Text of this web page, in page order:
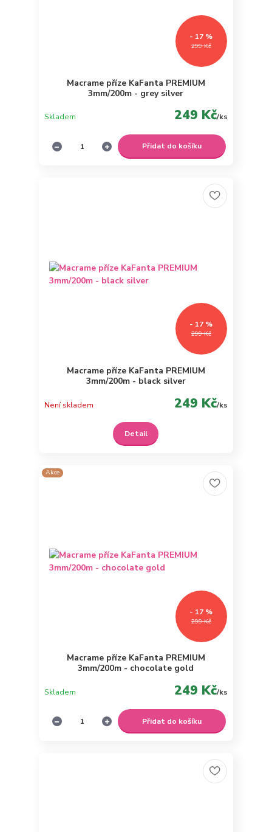
299 Kč
- 17 %
Macrame příze KaFanta PREMIUM
3mm/200m - grey silver
249 Kč/ks
Skladem
Přidat do košíku
299 Kč
- 17 %
Macrame příze KaFanta PREMIUM
3mm/200m - black silver
249 Kč/ks
Není skladem
Detail
Akce
299 Kč
- 17 %
Macrame příze KaFanta PREMIUM
3mm/200m - chocolate gold
249 Kč/ks
Skladem
Přidat do košíku